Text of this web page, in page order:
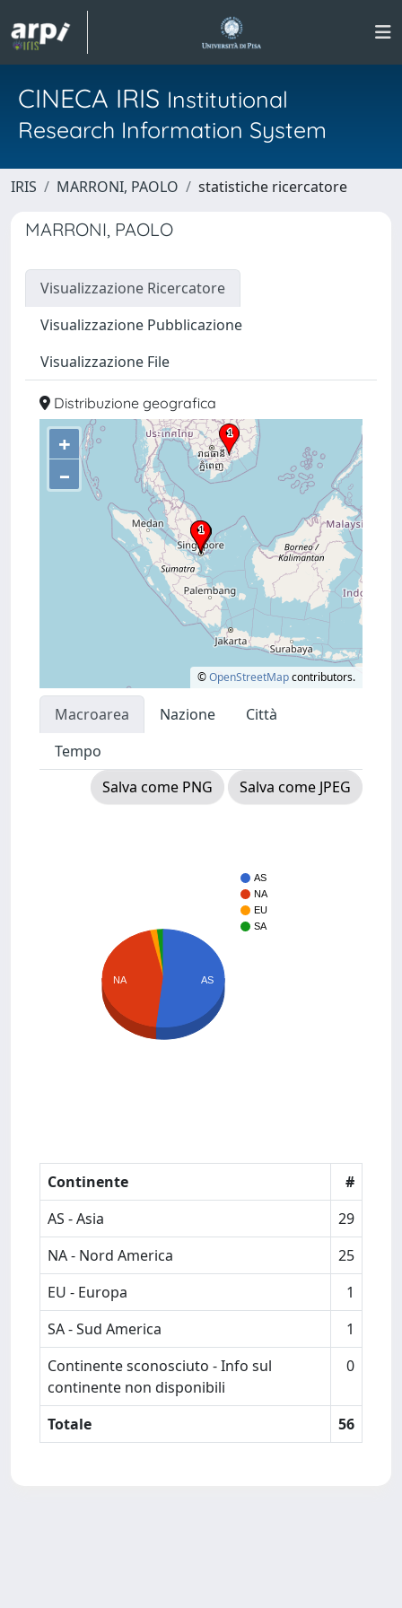
CINECA IRIS Institutional
Research Information System
IRIS MARRONI, PAOLO statistiche ricercatore
MARRONI, PAOLO
Visualizzazione Ricercatore
Visualizzazione Pubblicazione
Visualizzazione File
Distribuzione geografica
+
–
©OpenStreetMapcontributors.
Macroarea Nazione
Città
Tempo
Salva come PNG
Salva come JPEG
AS
NA
EU
SA
NA AS
Continente
#
AS - Asia
29
NA - Nord America
25
EU - Europa
1
SA - Sud America
1
Continente sconosciuto - Info sul
continente non disponibili
0
Totale 56